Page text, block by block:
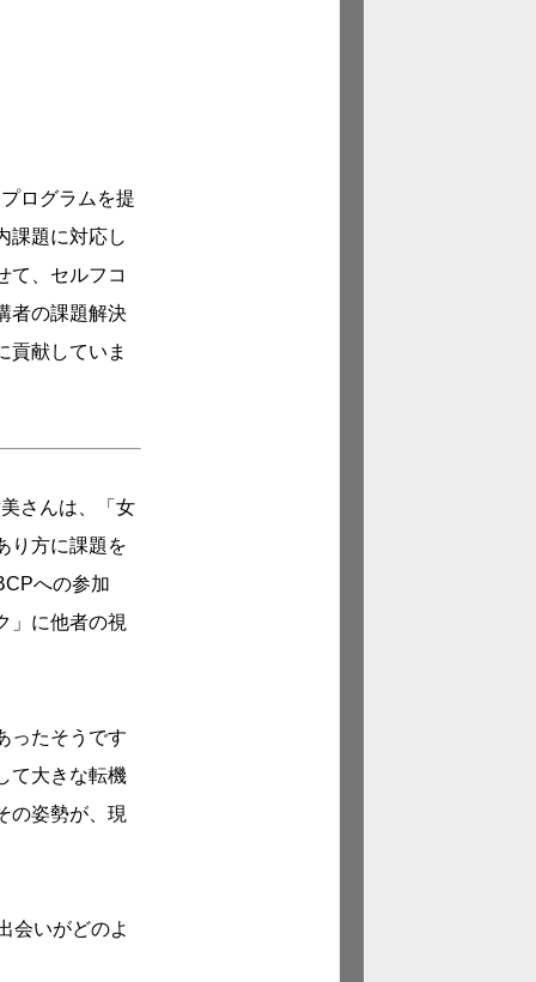
ログラムを提
課題に対応し
て、セルフコ
者の課題解決
貢献していま
さんは、「女
り方に課題を
への参加
」に他者の視
ったそうです
て大きな転機
の姿勢が、現
会いがどのよ